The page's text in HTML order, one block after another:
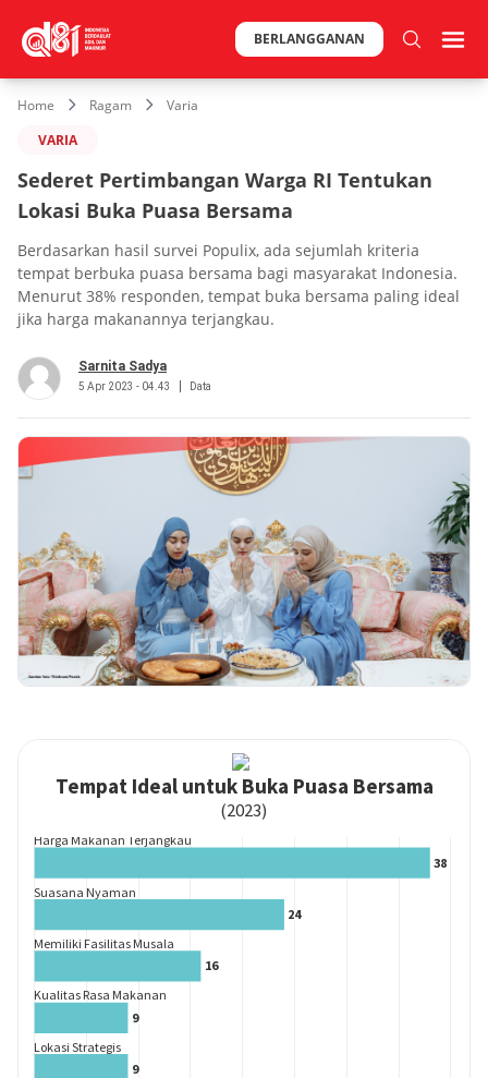
BERLANGGANAN
Home Ragam
Varia
VARIA
Sederet Pertimbangan Warga RI Tentukan
Lokasi Buka Puasa Bersama
Berdasarkan hasil survei Populix, ada sejumlah kriteria
tempat berbuka puasa bersama bagi masyarakat Indonesia.
Menurut 38% responden, tempat buka bersama paling ideal
jika harga makanannya terjangkau.
Sarnita Sadya
5 Apr 2023 - 04.43 Data